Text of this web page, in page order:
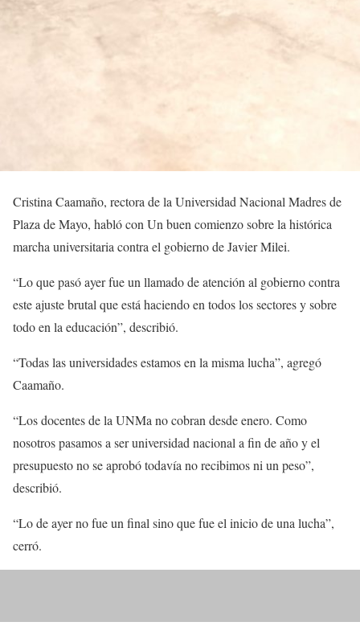
Cristina Caamaño, rectora de la Universidad Nacional Madres de
Plaza de Mayo, habló con Un buen comienzo sobre la histórica
marcha universitaria contra el gobierno de Javier Milei.
“Lo que pasó ayer fue un llamado de atención al gobierno contra
este ajuste brutal que está haciendo en todos los sectores y sobre
todo en la educación”, describió.
“Todas las universidades estamos en la misma lucha”, agregó
Caamaño.
“Los docentes de la UNMa no cobran desde enero. Como
nosotros pasamos a ser universidad nacional a fin de año y el
presupuesto no se aprobó todavía no recibimos ni un peso”,
describió.
“Lo de ayer no fue un final sino que fue el inicio de una lucha”,
cerró.